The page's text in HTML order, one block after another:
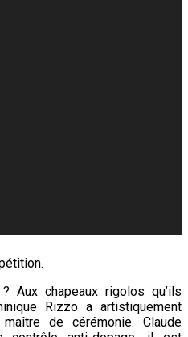
Aux chapeaux rigolos qu’ils
Rizzo a artistiquement
de cérémonie. Claude